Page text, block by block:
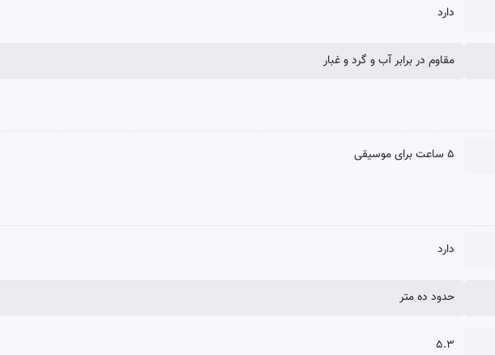
دارد
مقاوم در برابر آب و گرد و غبار
5 ساعت برای موسیقی
دارد
حدود ده متر
5.3